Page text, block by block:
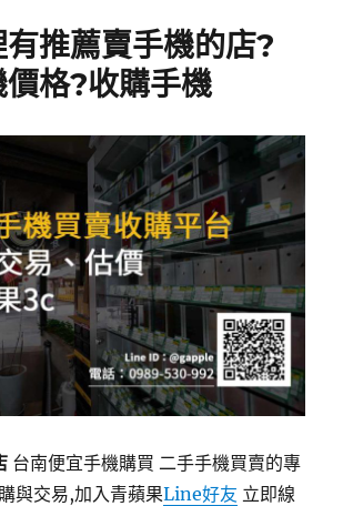
推薦賣手機的店?
格?收購手機
台南便宜手機購買 二手手機買賣的專
與交易,加入青蘋果Line好友 立即線